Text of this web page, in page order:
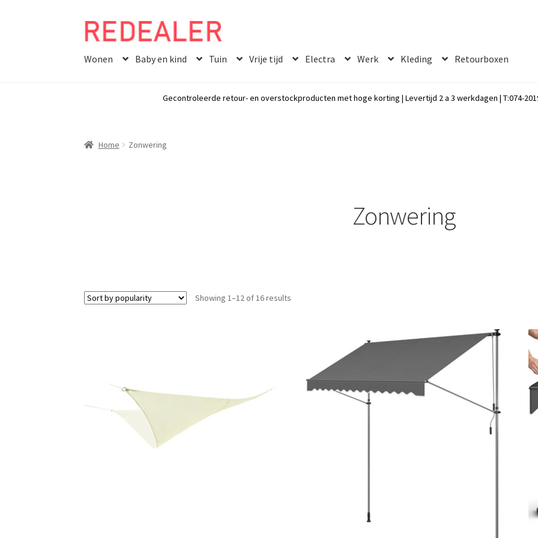
Skip
navigation
Skip
content
Wonen Baby en kind Tuin Vrije tijd Electra Werk Kleding Retourboxen
Gecontroleerde retour- en overstockproducten met hoge korting | Levertijd 2 a 3 werkdagen | T:074-
Home Zonwering
Zonwering
Showing 1–12 of 16 results